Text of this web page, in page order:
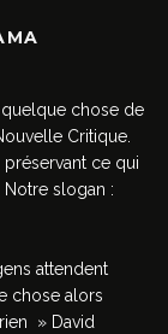
chose de
Critique.
préservant ce qui
slogan :
attendent
chose alors
» David